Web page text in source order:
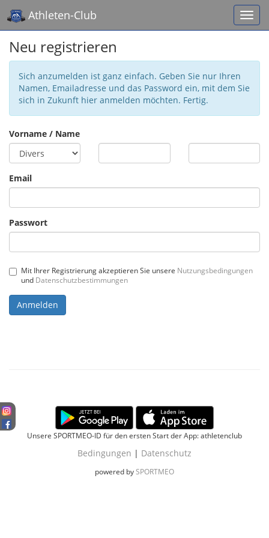
Athleten-Club
Neu registrieren
Sich anzumelden ist ganz einfach. Geben Sie nur Ihren
Namen, Emailadresse und das Password ein, mit dem Sie
sich in Zukunft hier anmelden möchten. Fertig.
Vorname / Name
Email
Passwort
Mit Ihrer Registrierung akzeptieren Sie unsere Nutzungsbedingungen
und Datenschutzbestimmungen
Anmelden
Unsere SPORTMEO-ID für den ersten Start der App: athletenclub
Bedingungen | Datenschutz
powered bySPORTMEO